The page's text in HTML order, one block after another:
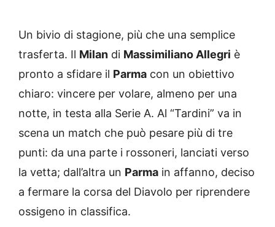
Un bivio di stagione, più che una semplice
trasferta. Il Milan di Massimiliano Allegri è
pronto a sfidare il Parma con un obiettivo
chiaro: vincere per volare, almeno per una
notte, in testa alla Serie A. Al “Tardini” va in
scena un match che può pesare più di tre
punti: da una parte i rossoneri, lanciati verso
la vetta; dall’altra un Parma in affanno, deciso
a fermare la corsa del Diavolo per riprendere
ossigeno in classifica.